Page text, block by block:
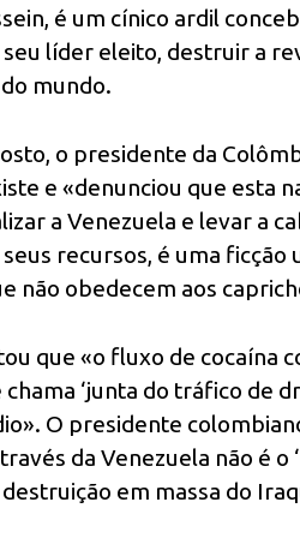
é um cínico ardil
seu líder eleito, destruir a
mundo.
o presidente da
e «denunciou que esta
a Venezuela e levar a
recursos, é uma
não obedecem aos
que «o fluxo de cocaína
‘junta do tráfico de
O presidente
da Venezuela não é
em massa do